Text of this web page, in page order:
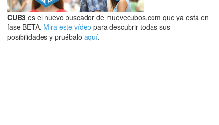
CUB3 es el nuevo buscador de muevecubos.com que ya está en
fase BETA. Mira este vídeo para descubrir todas sus
posibilidades y pruébalo aquí.